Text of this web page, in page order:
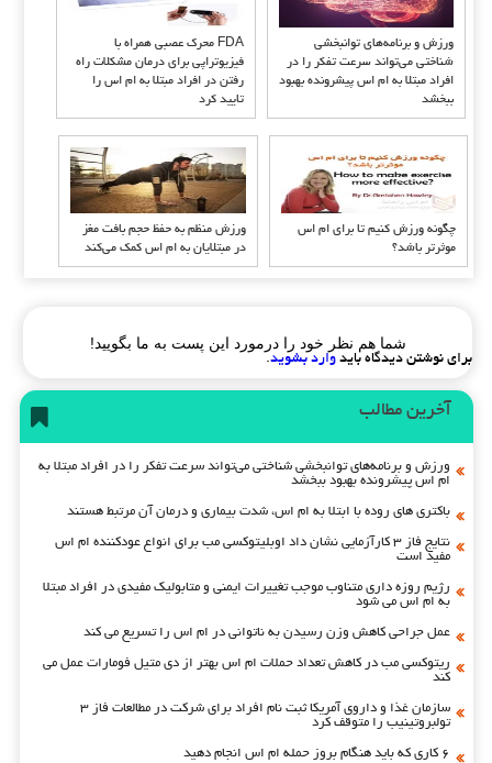
ورزش و برنامه‌های توانبخشی
شناختی می‌تواند سرعت تفکر را در
افراد مبتلا به ام اس پیشرونده بهبود
ببخشد
FDA محرک عصبی همراه با
فیزیوتراپی برای درمان مشکلات راه
رفتن در افراد مبتلا به ام اس را
تایید کرد
چگونه ورزش کنیم تا برای ام اس
موثرتر باشد؟
ورزش منظم به حفظ حجم بافت مغز
در مبتلایان به ام اس کمک می‌کند
شما هم نظر خود را درمورد این پست به ما بگویید!
برای نوشتن دیدگاه باید وارد بشوید.
آخرین مطالب
ورزش و برنامه‌های توانبخشی شناختی می‌تواند سرعت تفکر را در افراد مبتلا به
ام اس پیشرونده بهبود ببخشد
باکتری های روده با ابتلا به ام اس، شدت بیماری و درمان آن مرتبط هستند
نتایج فاز ۳ کارآزمایی نشان داد اوبلیتوکسی مب برای انواع عودکننده ام اس
مفید است
رژیم روزه داری متناوب موجب تغییرات ایمنی و متابولیک مفیدی در افراد مبتلا
به ام اس می شود
عمل جراحی کاهش وزن رسیدن به ناتوانی در ام اس را تسریع می کند
ریتوکسی مب در کاهش تعداد حملات ام اس بهتر از دی متیل فومارات عمل می
کند
سازمان غذا و داروی آمریکا ثبت نام افراد برای شرکت در مطالعات فاز ۳
تولبروتینیب را متوقف کرد
۶ کاری که باید هنگام بروز حمله ام اس انجام دهید